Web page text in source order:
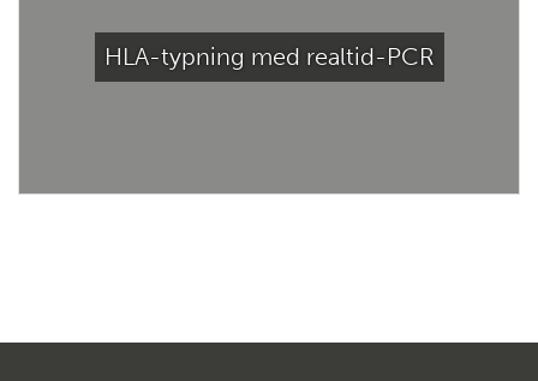
HLA-typning med realtid-PCR